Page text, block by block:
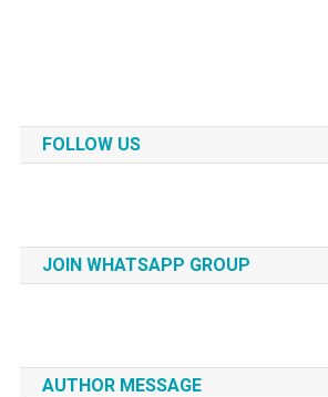
FOLLOW US
JOIN WHATSAPP GROUP
AUTHOR MESSAGE